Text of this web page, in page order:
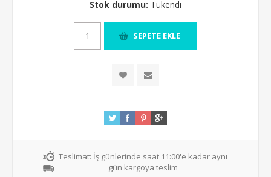
Stok durumu: Tükendi
Teslimat: İş günlerinde saat 11:00'e kadar aynı
gün kargoya teslim